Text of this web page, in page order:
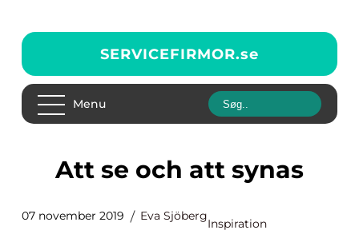
SERVICEFIRMOR.se
Menu
Att se och att synas
07 november 2019 Eva Sjöberg
Inspiration